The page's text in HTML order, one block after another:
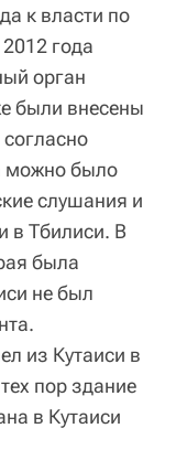
к власти по
года
орган
были внесены
можно было
слушания и
в Тбилиси. В
была
не был
из Кутаиси в
пор здание
в Кутаиси